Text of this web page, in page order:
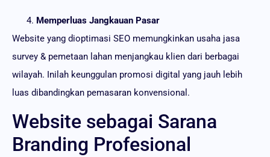
Memperluas Jangkauan Pasar
Website yang dioptimasi SEO memungkinkan usaha jasa
survey & pemetaan lahan menjangkau klien dari berbagai
wilayah. Inilah keunggulan promosi digital yang jauh lebih
luas dibandingkan pemasaran konvensional.
Website sebagai Sarana
Branding Profesional